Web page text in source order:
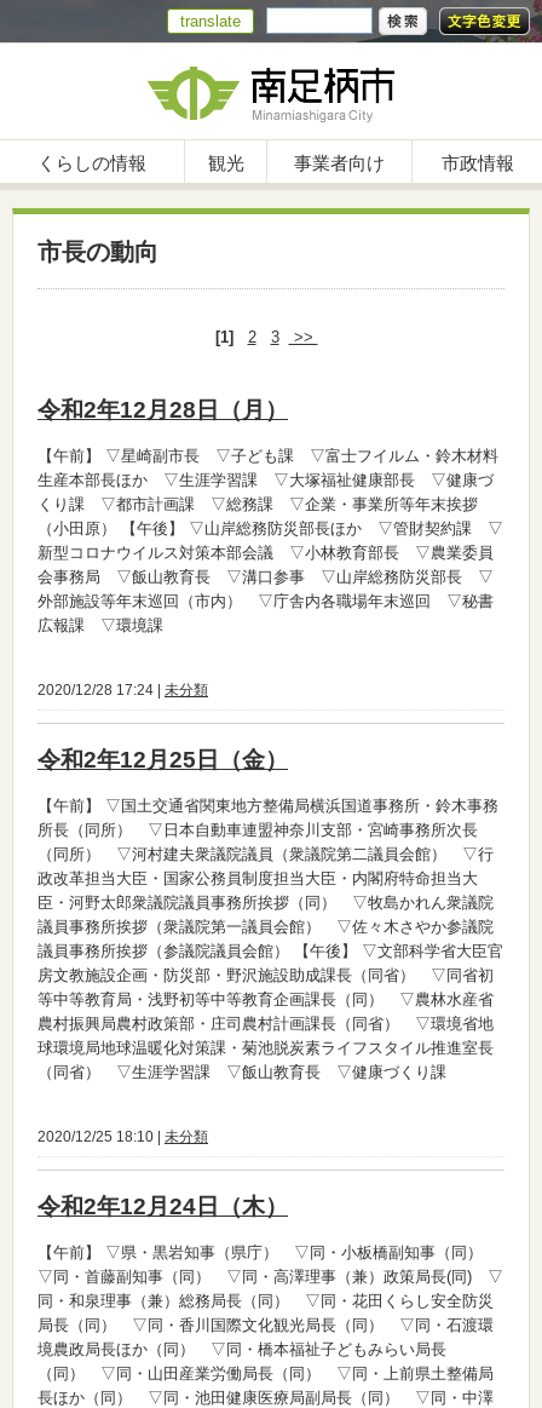
translate
くらしの情報 観光 事業者向け 市政情報
市長の動向
[1] 2 3 >>
令和2年12月28日（月）
【午前】
▽星崎副市長 ▽子ども課 ▽富士フイルム・鈴木材料
生産本部長ほか ▽生涯学習課 ▽大塚福祉健康部長 ▽健康づ
くり課 ▽都市計画課 ▽総務課 ▽企業・事業所等年末挨拶
（小田原）
【午後】
▽山岸総務防災部長ほか ▽管財契約課 ▽
新型コロナウイルス対策本部会議 ▽小林教育部長 ▽農業委員
会事務局 ▽飯山教育長 ▽溝口参事 ▽山岸総務防災部長 ▽
外部施設等年末巡回（市内） ▽庁舎内各職場年末巡回 ▽秘書
広報課 ▽環境課
2020/12/28 17:24 | 未分類
令和2年12月25日（金）
【午前】
▽国土交通省関東地方整備局横浜国道事務所・鈴木事務
所長（同所） ▽日本自動車連盟神奈川支部・宮崎事務所次長
（同所） ▽河村建夫衆議院議員（衆議院第二議員会館） ▽行
政改革担当大臣・国家公務員制度担当大臣・内閣府特命担当大
臣・河野太郎衆議院議員事務所挨拶（同） ▽牧島かれん衆議院
議員事務所挨拶（衆議院第一議員会館） ▽佐々木さやか参議院
議員事務所挨拶（参議院議員会館）
【午後】
▽文部科学省大臣官
房文教施設企画・防災部・野沢施設助成課長（同省） ▽同省初
等中等教育局・浅野初等中等教育企画課長（同） ▽農林水産省
農村振興局農村政策部・庄司農村計画課長（同省） ▽環境省地
球環境局地球温暖化対策課・菊池脱炭素ライフスタイル推進室長
（同省） ▽生涯学習課 ▽飯山教育長 ▽健康づくり課
2020/12/25 18:10 | 未分類
令和2年12月24日（木）
【午前】
▽県・黒岩知事（県庁） ▽同・小板橋副知事（同）
▽同・首藤副知事（同） ▽同・高澤理事（兼）政策局長(同) ▽
同・和泉理事（兼）総務局長（同） ▽同・花田くらし安全防災
局長（同） ▽同・香川国際文化観光局長（同） ▽同・石渡環
境農政局長ほか（同） ▽同・橋本福祉子どもみらい局長
（同） ▽同・山田産業労働局長（同） ▽同・上前県土整備局
長ほか（同） ▽同・池田健康医療局副局長（同） ▽同・中澤